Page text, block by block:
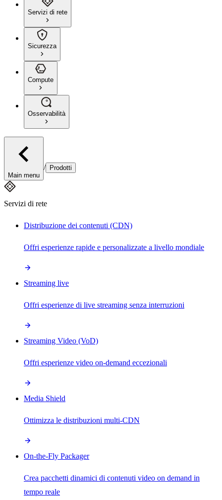
Servizi di rete
Sicurezza
Compute
Osservabilità
Main menu
/ Prodotti
Servizi di rete
Distribuzione dei contenuti (CDN)
Offri esperienze rapide e personalizzate a livello mondiale
Streaming live
Offri esperienze di live streaming senza interruzioni
Streaming Video (VoD)
Offri esperienze video on-demand eccezionali
Media Shield
Ottimizza le distribuzioni multi-CDN
On-the-Fly Packager
Crea pacchetti dinamici di contenuti video on demand in
tempo reale